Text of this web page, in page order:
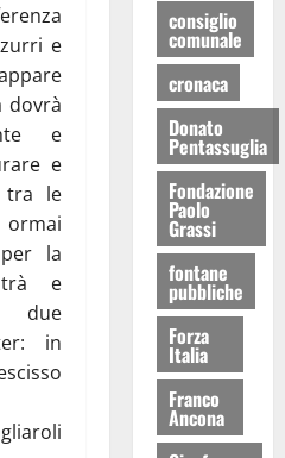
e
dovrà
e
e
tra le
ormai
la
e
due
in
consiglio
comunale
cronaca
Donato
Pentassuglia
Fondazione
Paolo
Grassi
fontane
pubbliche
Forza
Italia
Franco
Ancona